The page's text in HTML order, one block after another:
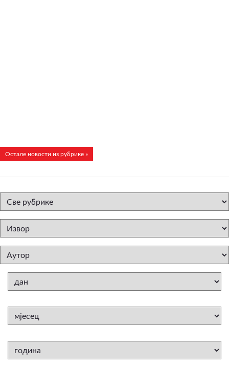
Остале новости из рубрике »